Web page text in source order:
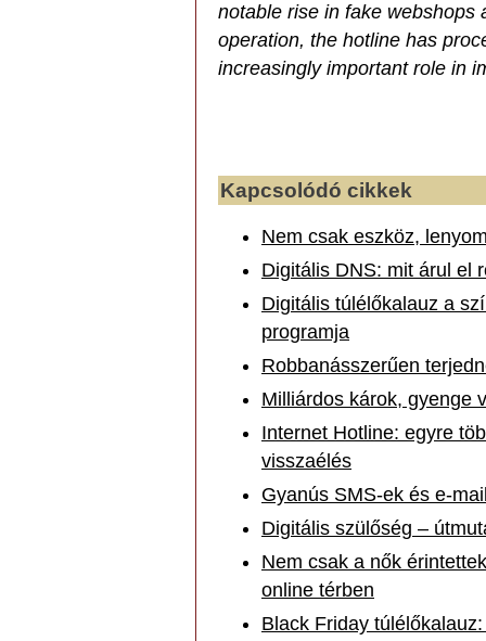
notable rise in fake webshops
operation, the hotline has
increasingly important role in
Kapcsolódó cikkek
Nem csak eszköz,
Digitális DNS: mit árul el
Digitális túlélőkalauz a
programja
Robbanásszerűen
Milliárdos károk, gyenge
Internet Hotline: egyre
visszaélés
Gyanús SMS-ek és e-
Digitális szülőség –
Nem csak a nők
online térben
Black Friday